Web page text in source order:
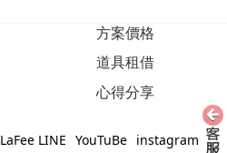
方案價格
道具租借
心得分享
LaFee LINE YouTuBe instagram